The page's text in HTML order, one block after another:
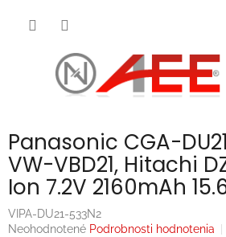
Panasonic CGA-
VW-VBD21, Hitachi
Ion 7.2V 2160mAh
VIPA-DU21-533N2
Priemerné
Neohodnotené Podrobnosti hodnotenia